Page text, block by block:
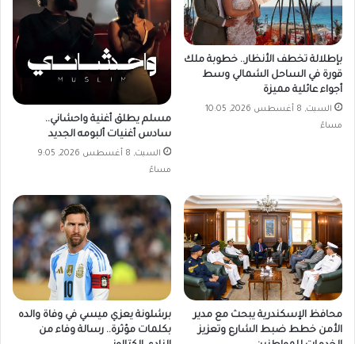
بإطلالة تخطف الأنظار.. خطوبة ملك
قورة في الساحل الشمالي وسط
أجواء عائلية مميزة
السبت, 8 أغسطس 2026, 10:05
مساءً
مسلم يطلق أغنية واحشاني..
سادس أغنيات ألبومه الجديد
السبت, 8 أغسطس 2026, 9:05
مساءً
محافظ الإسكندرية يبحث مع مدير
الأمن خطط ضبط الشارع وتعزيز
برشلونة يعزي ميسي في وفاة والده
بكلمات مؤثرة.. رسالة وفاء من